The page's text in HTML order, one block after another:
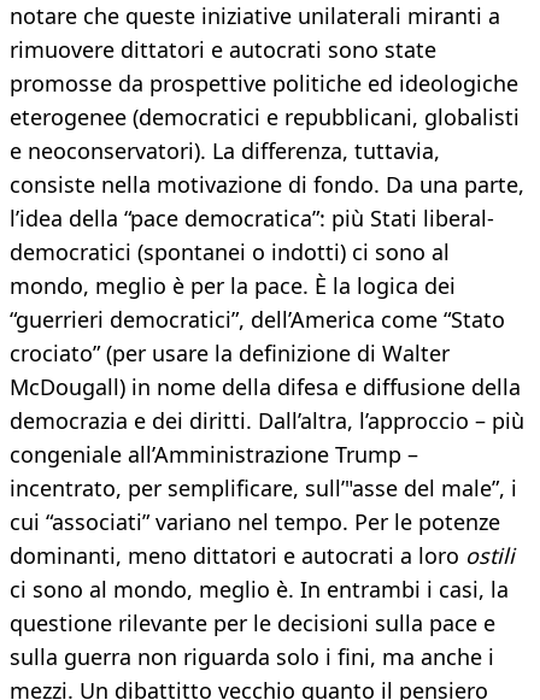
notare che queste iniziative unilaterali miranti a
rimuovere dittatori e autocrati sono state
promosse da prospettive politiche ed ideologiche
eterogenee (democratici e repubblicani, globalisti
e neoconservatori). La differenza, tuttavia,
consiste nella motivazione di fondo. Da una parte,
l’idea della “pace democratica”: più Stati liberal-
democratici (spontanei o indotti) ci sono al
mondo, meglio è per la pace. È la logica dei
“guerrieri democratici”, dell’America come “Stato
crociato” (per usare la definizione di Walter
McDougall) in nome della difesa e diffusione della
democrazia e dei diritti. Dall’altra, l’approccio – più
congeniale all’Amministrazione Trump –
incentrato, per semplificare, sull’"asse del male”, i
cui “associati” variano nel tempo. Per le potenze
dominanti, meno dittatori e autocrati a loro ostili
ci sono al mondo, meglio è. In entrambi i casi, la
questione rilevante per le decisioni sulla pace e
sulla guerra non riguarda solo i fini, ma anche i
mezzi. Un dibattitto vecchio quanto il pensiero